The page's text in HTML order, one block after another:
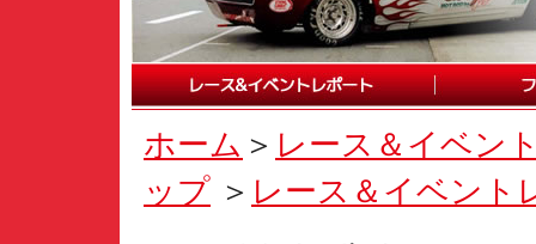
ホーム ＞ レース＆イベン
ップ ＞ レース＆イベント